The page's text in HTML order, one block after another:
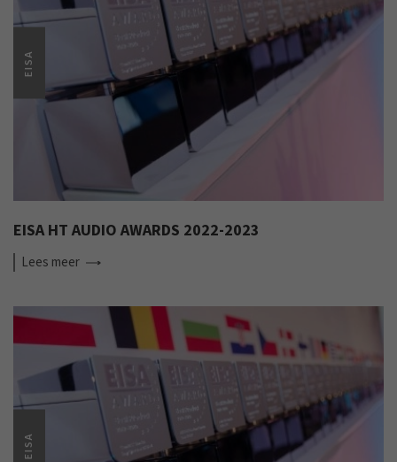
EISA
EISA HT AUDIO AWARDS 2022-2023
Lees meer
EISA